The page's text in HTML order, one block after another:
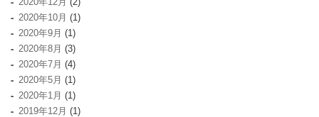
2020年10月 (1)
2020年9月 (1)
2020年8月 (3)
2020年7月 (4)
2020年5月 (1)
2020年1月 (1)
2019年12月 (1)